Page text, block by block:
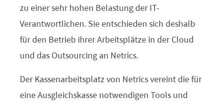
zu einer sehr hohen Belastung der IT-
Verantwortlichen. Sie entschieden sich deshalb
für den Betrieb ihrer Arbeitsplätze in der Cloud
und das Outsourcing an Netrics.
Der Kassenarbeitsplatz von Netrics vereint die für
eine Ausgleichskasse notwendigen Tools und